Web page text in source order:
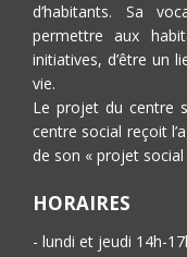
d’habitants. Sa
permettre aux
initiatives, d’être un
vie.
Le projet du centre
centre social reçoit
de son « projet
HORAIRES
- lundi et jeudi 14h-